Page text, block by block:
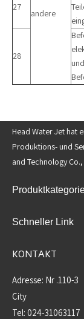
andere
27
28
Head Water Jet hat
Produktions- und
and Technology Co.,
Schneller Link
KONTAKT
Adresse: Nr .110-
City
Tel: 024-31063117